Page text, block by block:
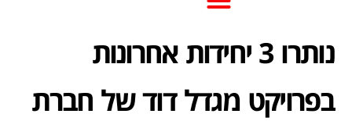
נותרו 3 יחידות אחרונות
בפרויקט מגדל דוד של חברת